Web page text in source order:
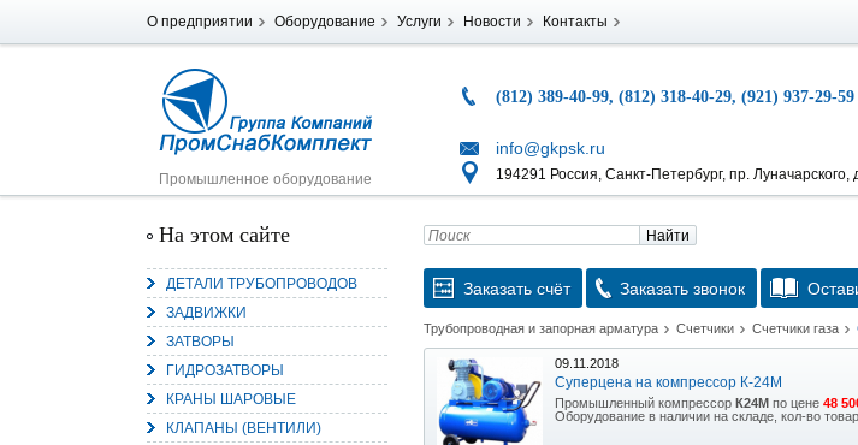
О предприятии Оборудование Услуги Новости Контакты
Промышленное оборудование
(812) 389-40-99, (812) 318-40-29, (921) 937-29-59
info@gkpsk.ru
194291 Россия, Санкт-Петербург, пр. Луначарского,
На этом сайте
ДЕТАЛИ ТРУБОПРОВОДОВ
ЗАДВИЖКИ
ЗАТВОРЫ
ГИДРОЗАТВОРЫ
КРАНЫ ШАРОВЫЕ
КЛАПАНЫ (ВЕНТИЛИ)
Найти
Заказать счёт Заказать звонок
Трубопроводная и запорная арматура Счетчики Счетчики газа
09.11.2018
Суперцена на компрессор К-24М
Промышленный компрессор К24М по цене 48
Оборудование в наличии на складе, кол-во